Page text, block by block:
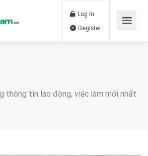
Log In
thông tin lao động, việc làm mới nhất